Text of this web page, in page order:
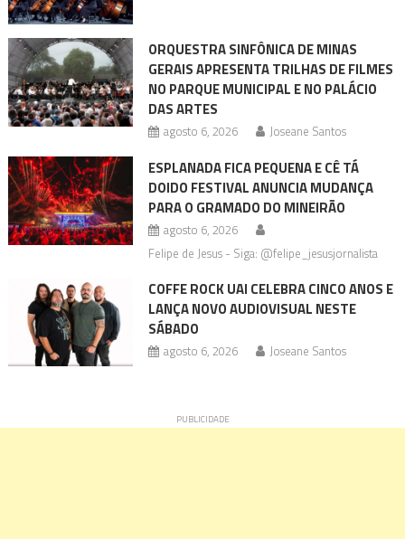
ORQUESTRA SINFÔNICA DE MINAS
GERAIS APRESENTA TRILHAS DE FILMES
NO PARQUE MUNICIPAL E NO PALÁCIO
DAS ARTES
agosto 6, 2026 Joseane Santos
ESPLANADA FICA PEQUENA E CÊ TÁ
DOIDO FESTIVAL ANUNCIA MUDANÇA
PARA O GRAMADO DO MINEIRÃO
agosto 6, 2026
Felipe de Jesus - Siga: @felipe_jesusjornalista
COFFE ROCK UAI CELEBRA CINCO ANOS E
LANÇA NOVO AUDIOVISUAL NESTE
SÁBADO
agosto 6, 2026 Joseane Santos